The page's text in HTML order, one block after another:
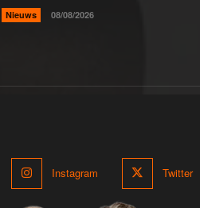
Nieuws 08/08/2026
Instagram Twitter